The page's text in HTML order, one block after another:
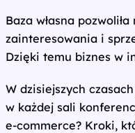
Baza własna
zainteresowania i
Dzięki temu biznes w
W dzisiejszych
w każdej sali
e‑commerce? Kroki,